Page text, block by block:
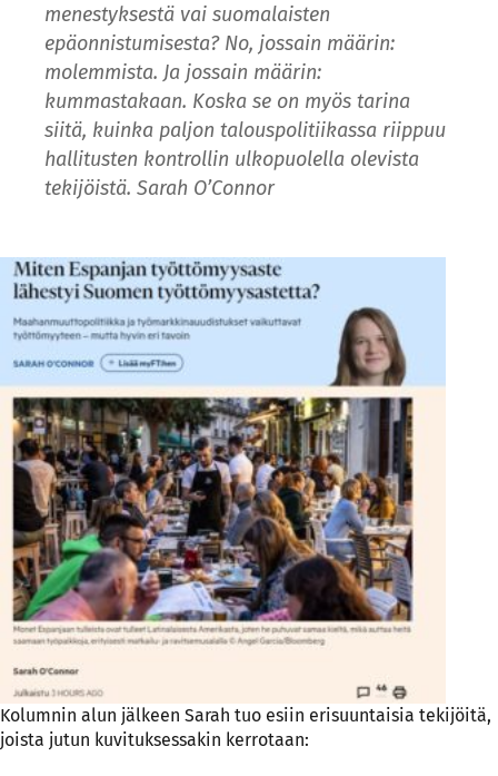
menestyksestä vai suomalaisten
epäonnistumisesta? No, jossain määrin:
molemmista. Ja jossain määrin:
kummastakaan. Koska se on myös tarina
siitä, kuinka paljon talouspolitiikassa riippuu
hallitusten kontrollin ulkopuolella olevista
tekijöistä. Sarah O’Connor
Kolumnin alun jälkeen Sarah tuo esiin erisuuntaisia tekijöitä,
joista jutun kuvituksessakin kerrotaan: